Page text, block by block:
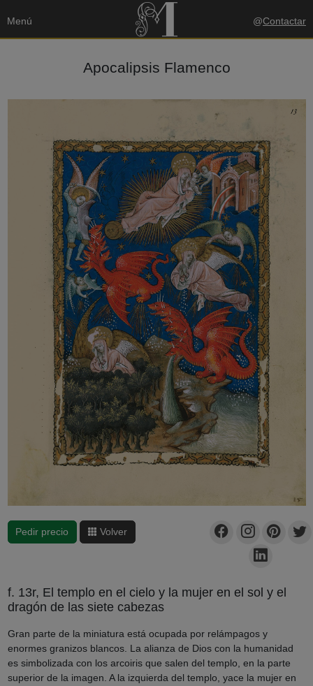
Menú @Contactar
Apocalipsis Flamenco
Pedir precio Volver
f. 13r, El templo en el cielo y la mujer en el sol y el
dragón de las siete cabezas
Gran parte de la miniatura está ocupada por relámpagos y
enormes granizos blancos. La alianza de Dios con la humanidad
es simbolizada con los arcoiris que salen del templo, en la parte
superior de la imagen. A la izquierda del templo, yace la mujer en